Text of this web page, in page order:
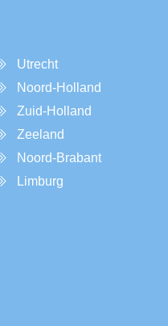
Utrecht
Noord-Holland
Zuid-Holland
Zeeland
Noord-Brabant
Limburg